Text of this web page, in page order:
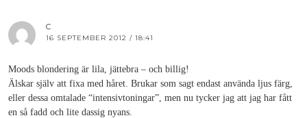
C
16 SEPTEMBER 2012 / 18:41
Moods blondering är lila, jättebra – och billig!
Älskar själv att fixa med håret. Brukar som sagt endast använda ljus färg,
eller dessa omtalade “intensivtoningar”, men nu tycker jag att jag har fått
en så fadd och lite dassig nyans.